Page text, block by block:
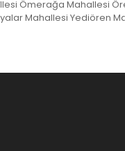
Ömerağa Mahallesi
Mahallesi Yediören